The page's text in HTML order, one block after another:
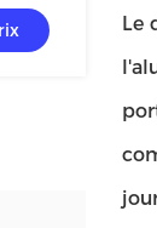
0.8-
Le